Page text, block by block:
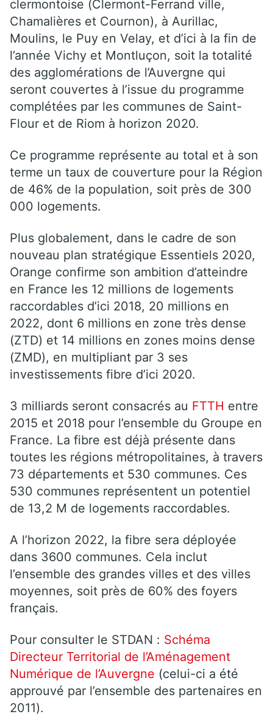
clermontoise (Clermont-Ferrand ville,
Chamalières et Cournon), à Aurillac,
Moulins, le Puy en Velay, et d’ici à la fin de
l’année Vichy et Montluçon, soit la totalité
des agglomérations de l’Auvergne qui
seront couvertes à l’issue du programme
complétées par les communes de Saint-
Flour et de Riom à horizon 2020.
Ce programme représente au total et à son
terme un taux de couverture pour la Région
de 46% de la population, soit près de 300
000 logements.
Plus globalement, dans le cadre de son
nouveau plan stratégique Essentiels 2020,
Orange confirme son ambition d’atteindre
en France les 12 millions de logements
raccordables d’ici 2018, 20 millions en
2022, dont 6 millions en zone très dense
(ZTD) et 14 millions en zones moins dense
(ZMD), en multipliant par 3 ses
investissements fibre d’ici 2020.
3 milliards seront consacrés au FTTH entre
2015 et 2018 pour l’ensemble du Groupe en
France. La fibre est déjà présente dans
toutes les régions métropolitaines, à travers
73 départements et 530 communes. Ces
530 communes représentent un potentiel
de 13,2 M de logements raccordables.
A l’horizon 2022, la fibre sera déployée
dans 3600 communes. Cela inclut
l’ensemble des grandes villes et des villes
moyennes, soit près de 60% des foyers
français.
Pour consulter le STDAN : Schéma
Directeur Territorial de l’Aménagement
Numérique de l’Auvergne (celui-ci a été
approuvé par l’ensemble des partenaires en
2011).